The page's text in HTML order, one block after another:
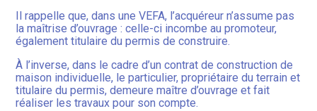
Il rappelle que, dans une VEFA, l’acquéreur n’assume pas
la maîtrise d’ouvrage : celle-ci incombe au promoteur,
également titulaire du permis de construire.
À l’inverse, dans le cadre d’un contrat de construction de
maison individuelle, le particulier, propriétaire du terrain et
titulaire du permis, demeure maître d’ouvrage et fait
réaliser les travaux pour son compte.